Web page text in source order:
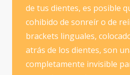
de tus dientes, es posible
cohibido de sonreír o de
brackets linguales,
atrás de los dientes, son
completamente invisible